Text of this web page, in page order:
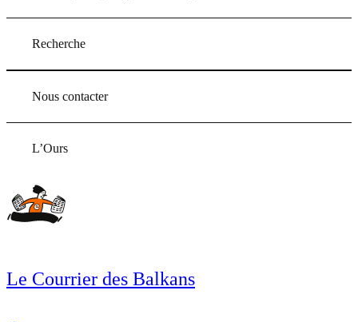
Recherche
Nous contacter
L’Ours
Le Courrier des Balkans